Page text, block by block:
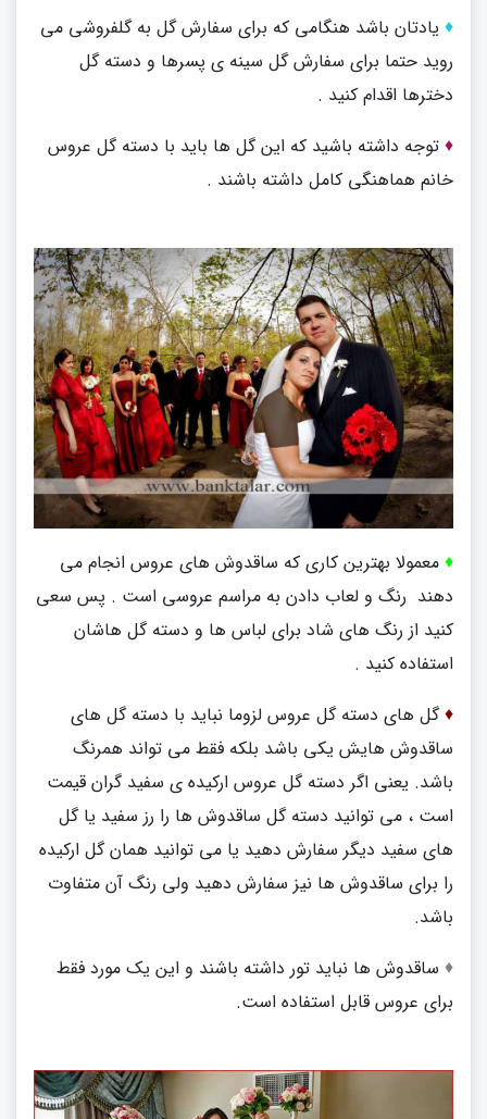
♦ یادتان باشد هنگامی که برای سفارش گل به گلفروشی می
روید حتما برای سفارش گل سینه ی پسرها و دسته گل
دخترها اقدام کنید .
♦ توجه داشته باشید که این گل ها باید با دسته گل عروس
خانم هماهنگی کامل داشته باشند .
♦ معمولا بهترین کاری که ساقدوش های عروس انجام می
دهند رنگ و لعاب دادن به مراسم عروسی است . پس سعی
کنید از رنگ های شاد برای لباس ها و دسته گل هاشان
استفاده کنید .
♦گل های دسته گل عروس لزوما نباید با دسته گل های
ساقدوش هایش یکی باشد بلکه فقط می تواند همرنگ
باشد. یعنی اگر دسته گل عروس ارکیده ی سفید گران قیمت
است ، می توانید دسته گل ساقدوش ها را رز سفید یا گل
های سفید دیگر سفارش دهید یا می توانید همان گل ارکیده
را برای ساقدوش ها نیز سفارش دهید ولی رنگ آن متفاوت
باشد.
♦ ساقدوش ها نباید تور داشته باشند و این یک مورد فقط
برای عروس قابل استفاده است.